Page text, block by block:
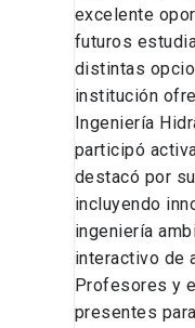
excelente
futuros
distintas
institución
Ingeniería
participó
destacó por
incluyendo
ingeniería
interactivo de
Profesores y
presentes